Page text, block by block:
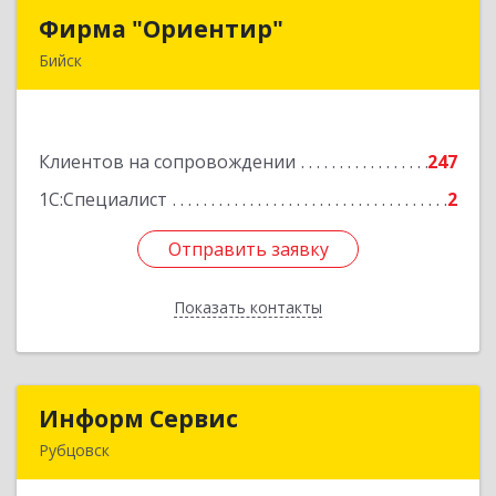
Фирма "Ориентир"
Бийск
Клиентов на сопровождении
247
1С:Специалист
2
Отправить заявку
Показать контакты
Фирма "Ориентир"
Подробнее
Отправить заявку
Назад
Информ Сервис
Рубцовск